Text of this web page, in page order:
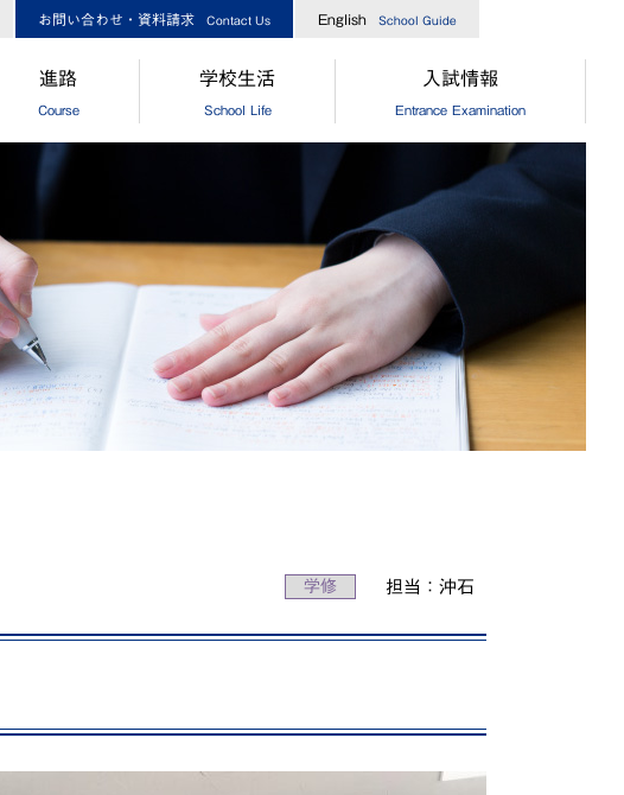
お問い合わせ・資料請求 Contact Us English School Guide
進路
Course
[中学]進路指導
[高校]進路実績
[高校]進路指導
[高校]卒業生からのメッセージ
学校生活
School Life
クラブ活動
食堂
[中学]生徒自治会
PICK UP STUDENTS
入試情報
Entrance Examination
［中学］オープンスクール
［高校］オープンスクール
［中高］個別相談・説明会
［中高］学校案内
［中学］入試情報
［高校］入試情報
［中学］納付金・奨学金・授業
学修 担当：沖石